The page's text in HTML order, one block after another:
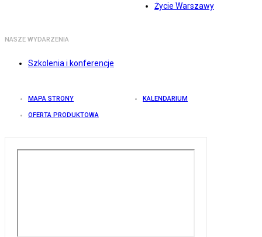
Życie Warszawy
NASZE WYDARZENIA
Szkolenia i konferencje
MAPA STRONY KALENDARIUM
OFERTA PRODUKTOWA